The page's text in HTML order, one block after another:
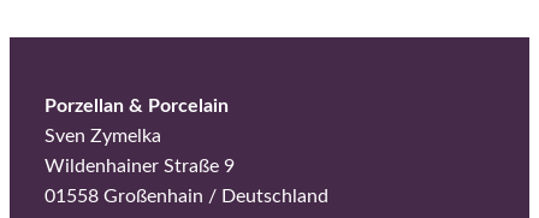
Porzellan & Porcelain
Sven Zymelka
Wildenhainer Straße 9
01558 Großenhain / Deutschland